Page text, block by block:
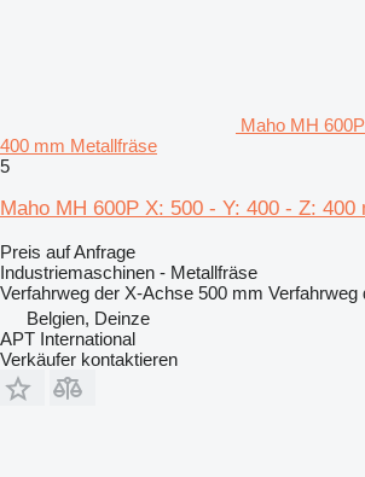
Maho MH
400 mm Metallfräse
5
Maho MH 600P X: 500 - Y: 400 - Z: 400
Preis auf Anfrage
Industriemaschinen - Metallfräse
Verfahrweg der X-Achse 500 mm Verfahrweg
Belgien, Deinze
APT International
Verkäufer kontaktieren